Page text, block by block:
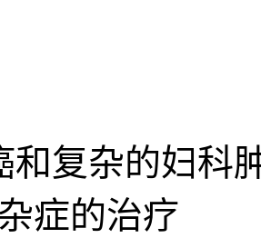
和复杂的妇科
症的治疗